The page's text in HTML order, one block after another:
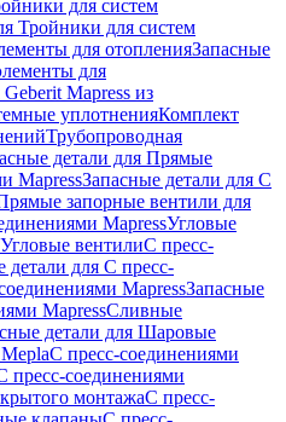
для систем
Тройники для систем
для отопленияЗапасные
для
Mapress из
уплотненияКомплект
Трубопроводная
детали для Прямые
MapressЗапасные детали для С
запорные вентили для
MapressУгловые
вентилиС пресс-
детали для С пресс-
MapressЗапасные
MapressСливные
детали для Шаровые
С пресс-соединениями
пресс-соединениями
монтажаС пресс-